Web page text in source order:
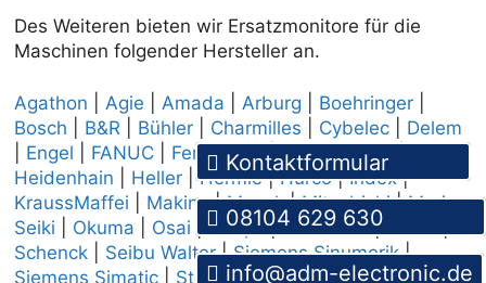
Kontaktformular
08104 629 630
info@adm-electronic.de
Des Weiteren bieten wir Ersatzmonitore für die
Maschinen folgender Hersteller an.
Agathon Agie Amada Arburg Boehringer
Bosch
B&R Bühler Charmilles Cybelec
Delem
Engel FANUC Ferromatik|Gildemeister
Heidenhain
Heller |Hermle|Hurco|Index|
KraussMaffei
Makino|Mazak|Mitsubishi|Mori
Seiki
Okuma Osai |Philips|Reishauer|
Schenck
Seibu Walter|Siemens Sinumerik|
Siemens Simatic
Stork |Trumpf|Wöhrle|